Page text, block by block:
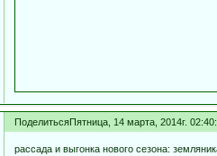
ПоделитьсяПятница, 14 марта, 2014г.
рассада и выгонка нового сезона: